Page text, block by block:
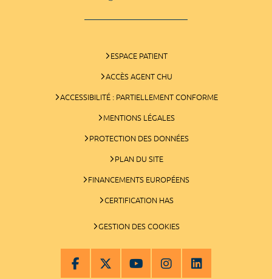
ESPACE PATIENT
ACCÈS AGENT CHU
ACCESSIBILITÉ : PARTIELLEMENT CONFORME
MENTIONS LÉGALES
PROTECTION DES DONNÉES
PLAN DU SITE
FINANCEMENTS EUROPÉENS
CERTIFICATION HAS
GESTION DES COOKIES